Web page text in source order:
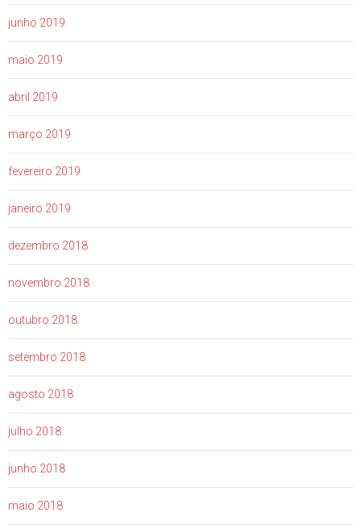
junho 2019
maio 2019
abril 2019
março 2019
fevereiro 2019
janeiro 2019
dezembro 2018
novembro 2018
outubro 2018
setembro 2018
agosto 2018
julho 2018
junho 2018
maio 2018